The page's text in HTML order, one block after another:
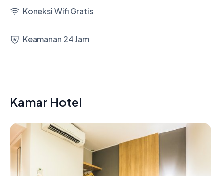
Koneksi Wifi Gratis
Keamanan 24 Jam
Kamar Hotel